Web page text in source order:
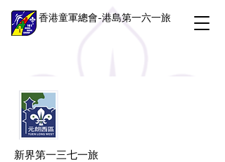
香港童軍總會-港島第一六一旅
新界第一三七一旅